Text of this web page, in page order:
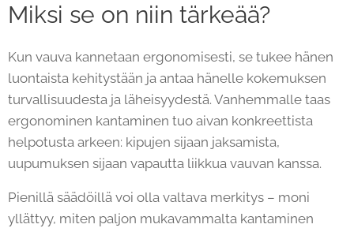
Miksi se on niin tärkeää?
Kun vauva kannetaan ergonomisesti, se tukee hänen
luontaista kehitystään ja antaa hänelle kokemuksen
turvallisuudesta ja läheisyydestä. Vanhemmalle taas
ergonominen kantaminen tuo aivan konkreettista
helpotusta arkeen: kipujen sijaan jaksamista,
uupumuksen sijaan vapautta liikkua vauvan kanssa.
Pienillä säädöillä voi olla valtava merkitys – moni
yllättyy, miten paljon mukavammalta kantaminen